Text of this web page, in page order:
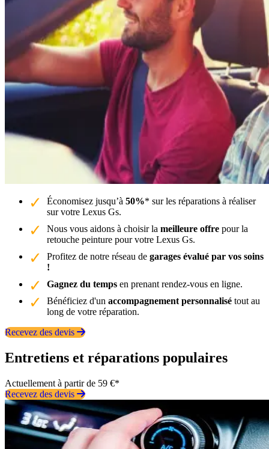
Économisez jusqu’à 50%* sur les réparations à réaliser
sur votre Lexus Gs.
Nous vous aidons à choisir la meilleure offre pour la
retouche peinture pour votre Lexus Gs.
Profitez de notre réseau de garages évalué par vos soins
!
Gagnez du temps en prenant rendez-vous en ligne.
Bénéficiez d'un accompagnement personnalisé tout au
long de votre réparation.
Recevez des devis
Entretiens et réparations populaires
Actuellement à partir de 59 €*
Recevez des devis